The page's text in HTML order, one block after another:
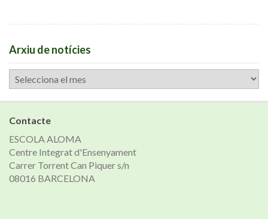
Arxiu de notícies
Arxiu
de
notícies
Contacte
ESCOLA ALOMA
Centre Integrat d'Ensenyament
Carrer Torrent Can Piquer s/n
08016 BARCELONA